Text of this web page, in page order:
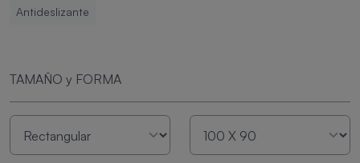
Antideslizante
TAMAÑO y FORMA